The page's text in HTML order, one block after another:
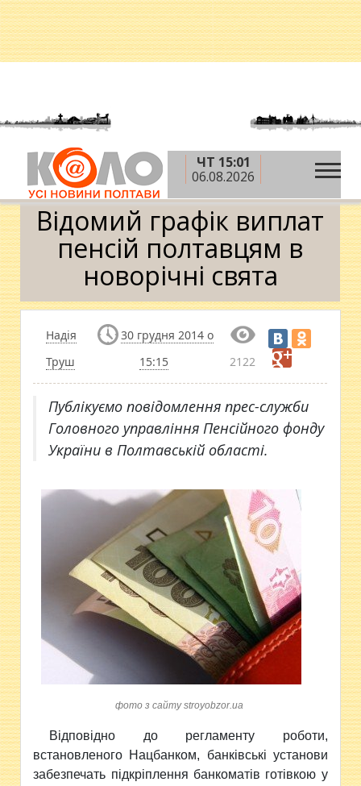
ЧТ 15:01
06.08.2026
Головна » Новини » Влада »Відомий графік
виплат пенсій полтавцям в новорічні свята
Відомий графік виплат
пенсій полтавцям в
новорічні свята
Надія
Труш
30 грудня 2014 о
15:15
2122
Публікуємо повідомлення прес-служби
Головного управління Пенсійного фонду
України в Полтавській області.
фото з сайту stroyobzor.ua
Відповідно до регламенту роботи,
встановленого Нацбанком, банківські установи
забезпечать підкріплення банкоматів готівкою у